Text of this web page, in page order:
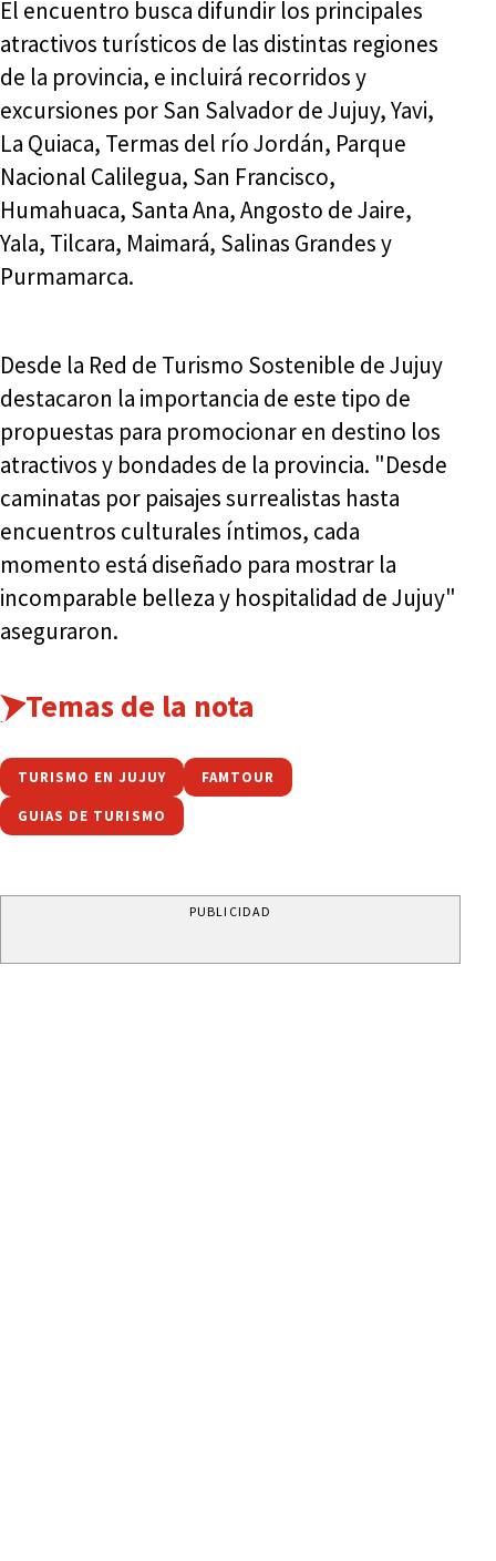
El encuentro busca difundir los principales
atractivos turísticos de las distintas regiones
de la provincia, e incluirá recorridos y
excursiones por San Salvador de Jujuy, Yavi,
La Quiaca, Termas del río Jordán, Parque
Nacional Calilegua, San Francisco,
Humahuaca, Santa Ana, Angosto de Jaire,
Yala, Tilcara, Maimará, Salinas Grandes y
Purmamarca.
Desde la Red de Turismo Sostenible de Jujuy
destacaron la importancia de este tipo de
propuestas para promocionar en destino los
atractivos y bondades de la provincia. "Desde
caminatas por paisajes surrealistas hasta
encuentros culturales íntimos, cada
momento está diseñado para mostrar la
incomparable belleza y hospitalidad de Jujuy"
aseguraron.
Temas de la nota
TURISMO EN JUJUY FAMTOUR
GUIAS DE TURISMO
PUBLICIDAD